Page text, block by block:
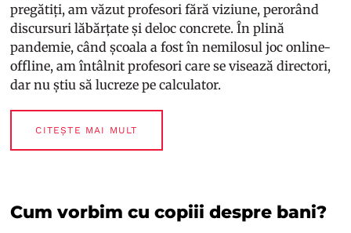
pregătiți, am văzut profesori fără viziune, perorând
discursuri lăbărțate și deloc concrete. În plină
pandemie, când școala a fost în nemilosul joc online-
offline, am întâlnit profesori care se visează directori,
dar nu știu să lucreze pe calculator.
CITEȘTE MAI MULT
Cum vorbim cu copiii despre bani?